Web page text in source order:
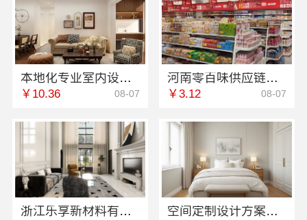
本地化专业室内设计团队省心，嘉兴绿色之家建材科技有限公司
￥10.36 08-07
河南零百味供应链有限公司社区轻投入零食硬折扣适配全场景
￥3.12 08-07
浙江乐享新材料有限公司|省内周边家装定制设计大概报价 空间定制设计方案厂家-江西圣匠新型环保材料有限公司